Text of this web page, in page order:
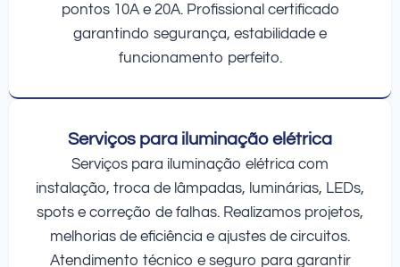
pontos 10A e 20A. Profissional certificado
garantindo segurança, estabilidade e
funcionamento perfeito.
Serviços para iluminação elétrica
Serviços para iluminação elétrica com
instalação, troca de lâmpadas, luminárias, LEDs,
spots e correção de falhas. Realizamos projetos,
melhorias de eficiência e ajustes de circuitos.
Atendimento técnico e seguro para garantir